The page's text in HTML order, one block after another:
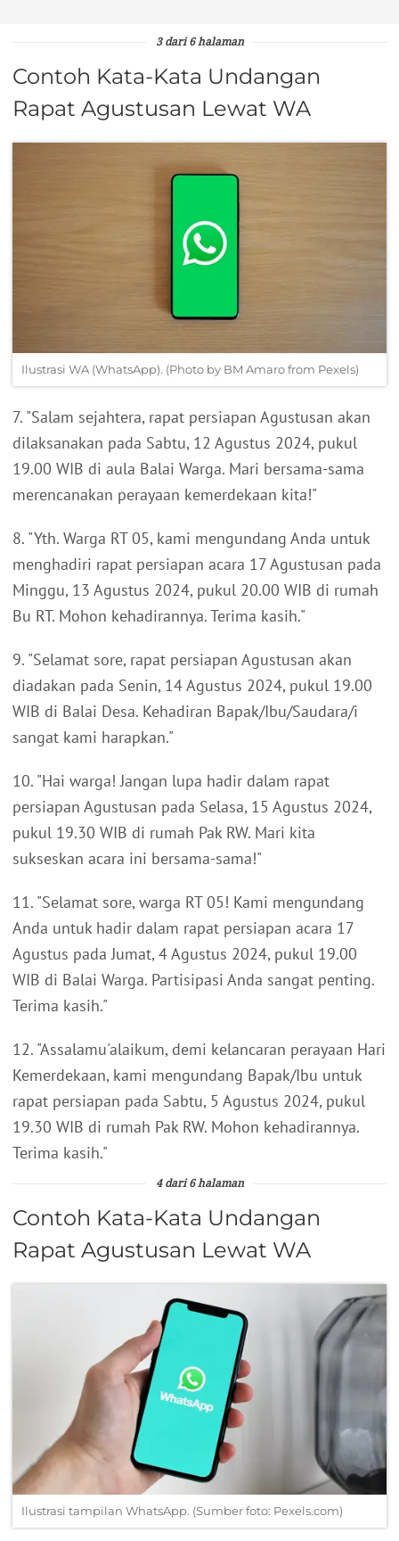
3 dari 6 halaman
Contoh Kata-Kata Undangan
Rapat Agustusan Lewat WA
Ilustrasi WA (WhatsApp). (Photo by BM Amaro from Pexels)
7. "Salam sejahtera, rapat persiapan Agustusan akan
dilaksanakan pada Sabtu, 12 Agustus 2024, pukul
19.00 WIB di aula Balai Warga. Mari bersama-sama
merencanakan perayaan kemerdekaan kita!"
8. "Yth. Warga RT 05, kami mengundang Anda untuk
menghadiri rapat persiapan acara 17 Agustusan pada
Minggu, 13 Agustus 2024, pukul 20.00 WIB di rumah
Bu RT. Mohon kehadirannya. Terima kasih."
9. "Selamat sore, rapat persiapan Agustusan akan
diadakan pada Senin, 14 Agustus 2024, pukul 19.00
WIB di Balai Desa. Kehadiran Bapak/Ibu/Saudara/i
sangat kami harapkan."
10. "Hai warga! Jangan lupa hadir dalam rapat
persiapan Agustusan pada Selasa, 15 Agustus 2024,
pukul 19.30 WIB di rumah Pak RW. Mari kita
sukseskan acara ini bersama-sama!"
11. "Selamat sore, warga RT 05! Kami mengundang
Anda untuk hadir dalam rapat persiapan acara 17
Agustus pada Jumat, 4 Agustus 2024, pukul 19.00
WIB di Balai Warga. Partisipasi Anda sangat penting.
Terima kasih."
12. "Assalamu'alaikum, demi kelancaran perayaan Hari
Kemerdekaan, kami mengundang Bapak/Ibu untuk
rapat persiapan pada Sabtu, 5 Agustus 2024, pukul
19.30 WIB di rumah Pak RW. Mohon kehadirannya.
Terima kasih."
4 dari 6 halaman
Contoh Kata-Kata Undangan
Rapat Agustusan Lewat WA
Ilustrasi tampilan WhatsApp. (Sumber foto: Pexels.com)